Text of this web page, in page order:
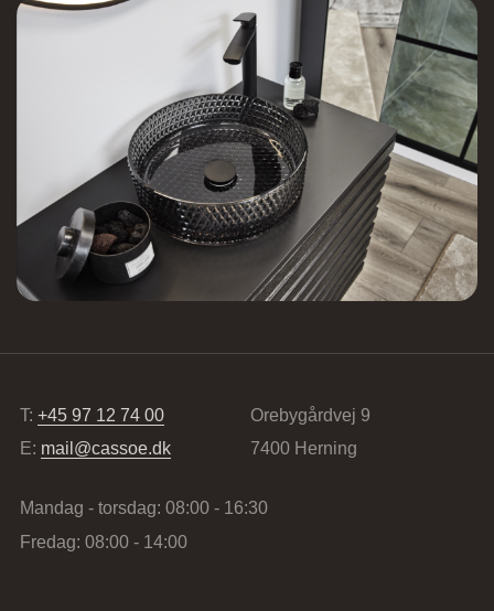
T:+45 97 12 74 00
E: mail@cassoe.dk
Orebygårdvej 9
7400 Herning
Mandag - torsdag: 08:00 - 16:30
Fredag: 08:00 - 14:00
Nettoline Holstebro
Gartnerivej 2, 7500 Holstebro,
Tvis Køkkener – Køge